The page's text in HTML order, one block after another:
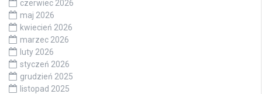
czerwiec 2026
maj 2026
kwiecień 2026
marzec 2026
luty 2026
styczeń 2026
grudzień 2025
listopad 2025